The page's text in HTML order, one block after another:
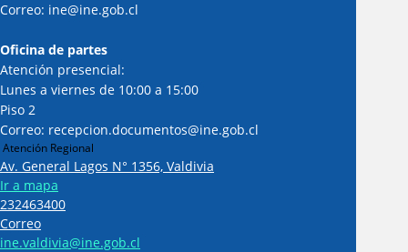
Correo: ine@ine.gob.cl
Oficina de partes
Atención presencial:
Lunes a viernes de 10:00 a 15:00
Piso 2
Correo: recepcion.documentos@ine.gob.cl
Atención Regional
Av. General Lagos N° 1356, Valdivia
Ir a mapa
232463400
Correo
ine.valdivia@ine.gob.cl